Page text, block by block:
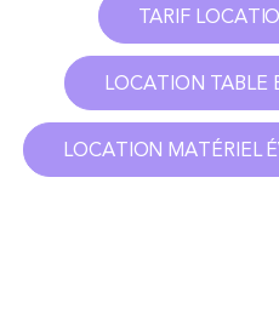
TARIF
LOCATION TABLE
LOCATION MATÉRIEL